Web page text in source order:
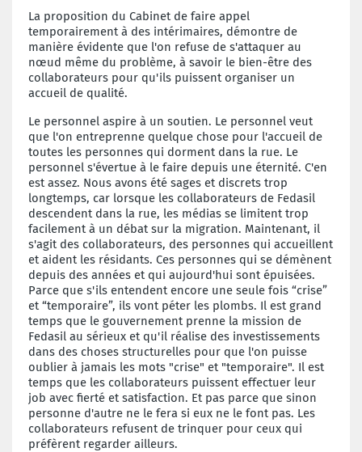
La proposition du Cabinet de faire appel
temporairement à des intérimaires, démontre de
manière évidente que l'on refuse de s'attaquer au
nœud même du problème, à savoir le bien-être des
collaborateurs pour qu'ils puissent organiser un
accueil de qualité.
Le personnel aspire à un soutien. Le personnel veut
que l'on entreprenne quelque chose pour l'accueil de
toutes les personnes qui dorment dans la rue. Le
personnel s'évertue à le faire depuis une éternité. C'en
est assez. Nous avons été sages et discrets trop
longtemps, car lorsque les collaborateurs de Fedasil
descendent dans la rue, les médias se limitent trop
facilement à un débat sur la migration. Maintenant, il
s'agit des collaborateurs, des personnes qui accueillent
et aident les résidants. Ces personnes qui se démènent
depuis des années et qui aujourd'hui sont épuisées.
Parce que s'ils entendent encore une seule fois “crise”
et “temporaire”, ils vont péter les plombs. Il est grand
temps que le gouvernement prenne la mission de
Fedasil au sérieux et qu'il réalise des investissements
dans des choses structurelles pour que l'on puisse
oublier à jamais les mots "crise" et "temporaire". Il est
temps que les collaborateurs puissent effectuer leur
job avec fierté et satisfaction. Et pas parce que sinon
personne d'autre ne le fera si eux ne le font pas. Les
collaborateurs refusent de trinquer pour ceux qui
préfèrent regarder ailleurs.